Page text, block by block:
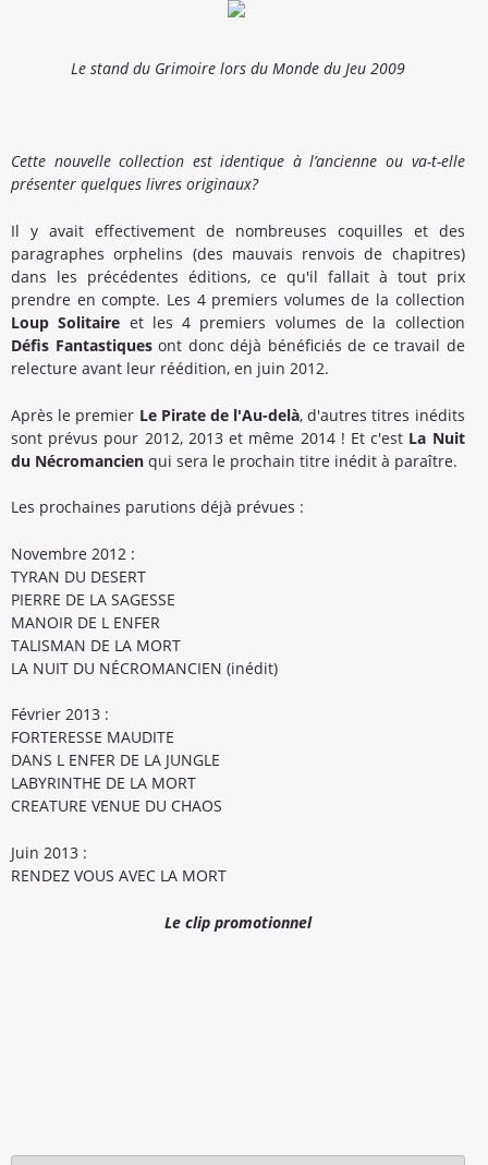
Le stand du Grimoire lors du Monde du Jeu 2009
Cette nouvelle collection est identique à l’ancienne ou va-t-elle
présenter quelques livres originaux?
Il y avait effectivement de nombreuses coquilles et des
paragraphes orphelins (des mauvais renvois de chapitres)
dans les précédentes éditions, ce qu'il fallait à tout prix
prendre en compte. Les 4 premiers volumes de la collection
Loup Solitaire et les 4 premiers volumes de la collection
Défis Fantastiquesont donc déjà bénéficiés de ce travail de
relecture avant leur réédition, en juin 2012.
Après le premier Le Pirate de l'Au-delà, d'autres titres inédits
sont prévus pour 2012, 2013 et même 2014 ! Et c'est La Nuit
du Nécromancien qui sera le prochain titre inédit à paraître.
Les prochaines parutions déjà prévues :
Novembre 2012 :
TYRAN DU DESERT
PIERRE DE LA SAGESSE
MANOIR DE L ENFER
TALISMAN DE LA MORT
LA NUIT DU NÉCROMANCIEN (inédit)
Février 2013 :
FORTERESSE MAUDITE
DANS L ENFER DE LA JUNGLE
LABYRINTHE DE LA MORT
CREATURE VENUE DU CHAOS
Juin 2013 :
RENDEZ VOUS AVEC LA MORT
Le clip promotionnel